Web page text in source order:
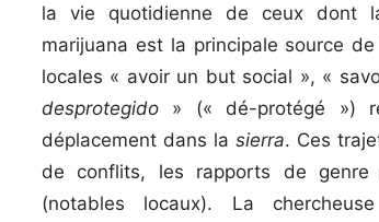
la vie quotidienne de ceux dont
marijuana est la principale source
locales « avoir un but social », «
desprotegido »
(« dé-protégé »)
déplacement dans lasierra. Ces
de conflits, les rapports de
(notables locaux). La